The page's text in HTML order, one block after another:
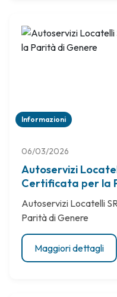
Informazioni
06/03/2026
Autoservizi
Certificata per la
Autoservizi Locatelli
Parità di Genere
Maggiori dettagli